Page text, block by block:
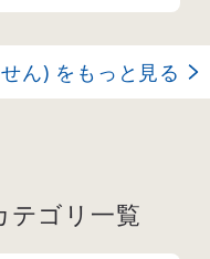
ん) をもっと見る
テゴリ一覧